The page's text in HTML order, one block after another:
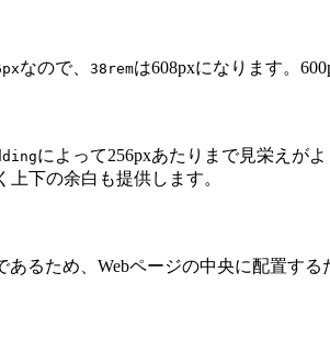
なので、 38remは608pxになります。
によって256pxあたりまで見栄えが
下の余白も提供します。
あるため、Webページの中央に配置する